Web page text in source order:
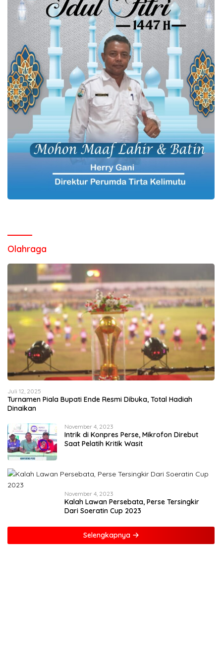
Olahraga
Juli 12, 2025
Turnamen Piala Bupati Ende Resmi Dibuka, Total Hadiah
Dinaikan
November 4, 2023
Intrik di Konpres Perse, Mikrofon Direbut
Saat Pelatih Kritik Wasit
November 4, 2023
Kalah Lawan Persebata, Perse Tersingkir
Dari Soeratin Cup 2023
Selengkapnya